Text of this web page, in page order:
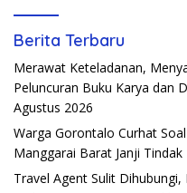
Berita Terbaru
Merawat Keteladanan,
Peluncuran Buku Karya dan
Agustus 2026
Warga Gorontalo Curhat
Manggarai Barat Janji Tindak
Travel Agent Sulit